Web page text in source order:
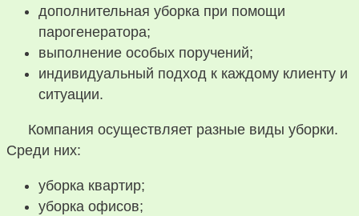
дополнительная уборка при помощи
парогенератора;
выполнение особых поручений;
индивидуальный подход к каждому клиенту и
ситуации.
Компания осуществляет разные виды уборки.
Среди них:
уборка квартир;
уборка офисов;